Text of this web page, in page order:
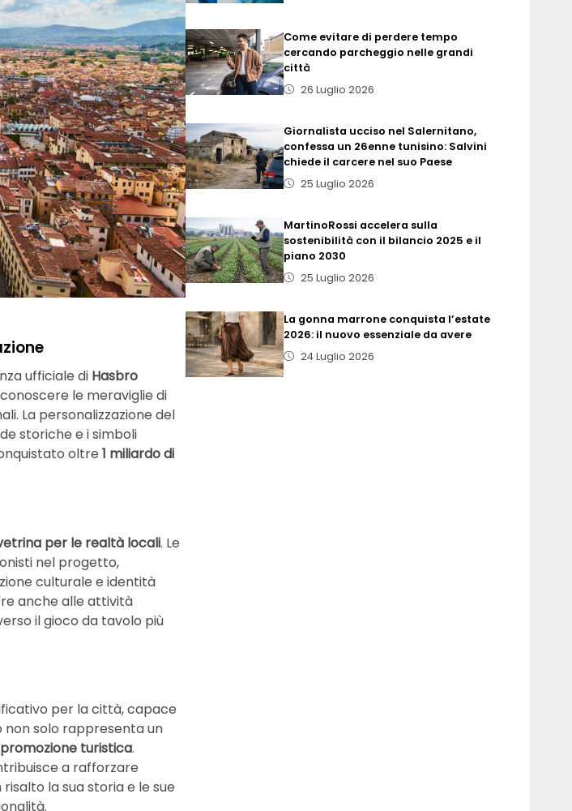
ufficiale di Hasbro
le meraviglie di
La personalizzazione del
storiche e i simboli
oltre 1 miliardo di
per le realtà locali. Le
nel progetto,
culturale e identità
anche alle attività
il gioco da tavolo più
per la città, capace
non solo rappresenta un
promozione turistica.
a rafforzare
la sua storia e le sue
Come evitare di perdere tempo
cercando parcheggio nelle grandi
città
26 Luglio 2026
Giornalista ucciso nel Salernitano,
confessa un 26enne tunisino: Salvini
chiede il carcere nel suo Paese
25 Luglio 2026
MartinoRossi accelera sulla
sostenibilità con il bilancio 2025 e il
piano 2030
25 Luglio 2026
La gonna marrone conquista l’estate
2026: il nuovo essenziale da avere
24 Luglio 2026